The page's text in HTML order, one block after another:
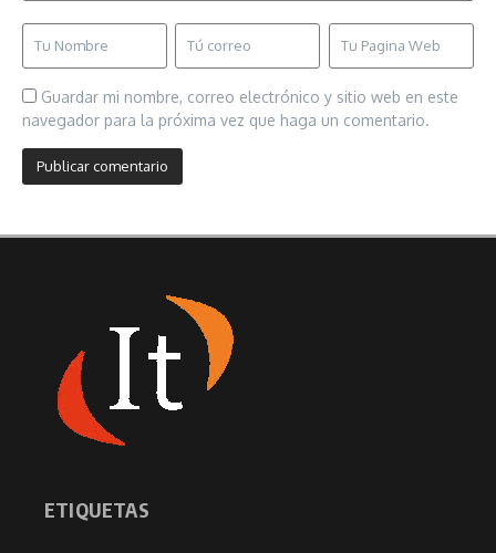
Guardar mi nombre, correo electrónico y sitio web en este
navegador para la próxima vez que haga un comentario.
ETIQUETAS